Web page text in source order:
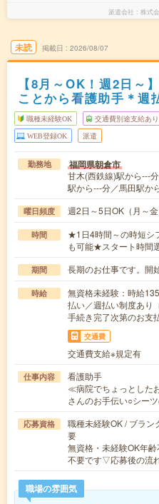
派遣会社 株式
未読 掲載日 2026/08/07
【8月～OK！週2日～
ことから看護助手＊週
職種未経験OK 交通費別途支給あり
WEB登録OK 派遣
勤務地 福岡県朝倉市
甘木(西鉄線)駅から---
駅から---分／馬田駅か
曜日頻度 週2日～5日OK（月～
時間
★1日4時間～の時短シ
も可能★スタート時間
期間 長期のお仕事です。
時給
無資格未経験：時給
払い／週払い制度あり
手続き完了次第のお支
交通費
交通費支給※規定有
仕事内容
看護助手
≪病院でちょっとした
さんのお手伝い○シー
応募資格
職種未経験OK / ブラン
要
無資格・未経験OK年
不要です▽応募後の流
職場の雰囲気